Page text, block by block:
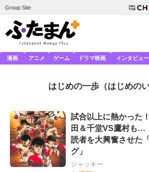
Group Site
漫画 アニメ ゲーム ドラマ映画 インタビュー
はじめの一歩（はじめのい
試合以上に熱かった
田＆千堂VS鷹村も…
読者を大興奮させた
グ」
ジャッキー